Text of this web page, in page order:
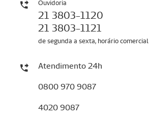
Ouvidoria
21 3803-1120
21 3803-1121
de segunda a sexta, horário comercial
Atendimento 24h
0800 970 9087
4020 9087